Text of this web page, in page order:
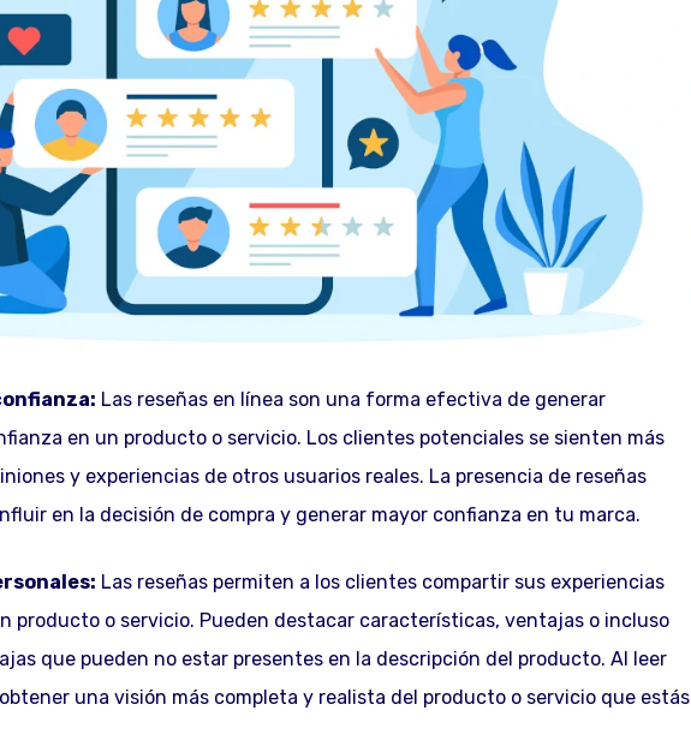
Las reseñas en línea son una forma efectiva de generar
en un producto o servicio. Los clientes potenciales se sienten más
y experiencias de otros usuarios reales. La presencia de reseñas
en la decisión de compra y generar mayor confianza en tu marca.
Las reseñas permiten a los clientes compartir sus experiencias
producto o servicio. Pueden destacar características, ventajas o incluso
que pueden no estar presentes en la descripción del producto. Al leer
una visión más completa y realista del producto o servicio que estás